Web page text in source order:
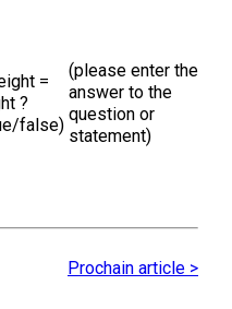
=
?
false)
(please enter the
answer to the
question or
statement)
Prochain article >